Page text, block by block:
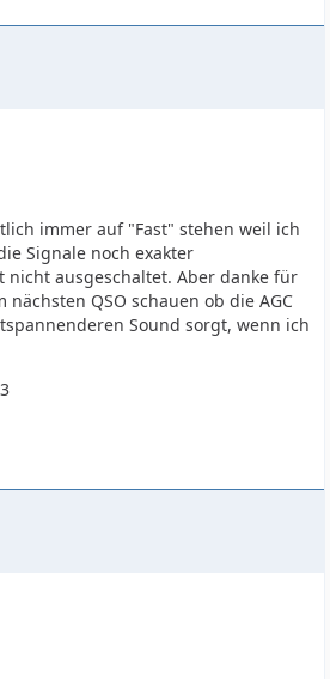
immer auf "Fast" stehen weil ich
Signale noch exakter
nicht ausgeschaltet. Aber danke für
QSO schauen ob die AGC
Sound sorgt, wenn ich